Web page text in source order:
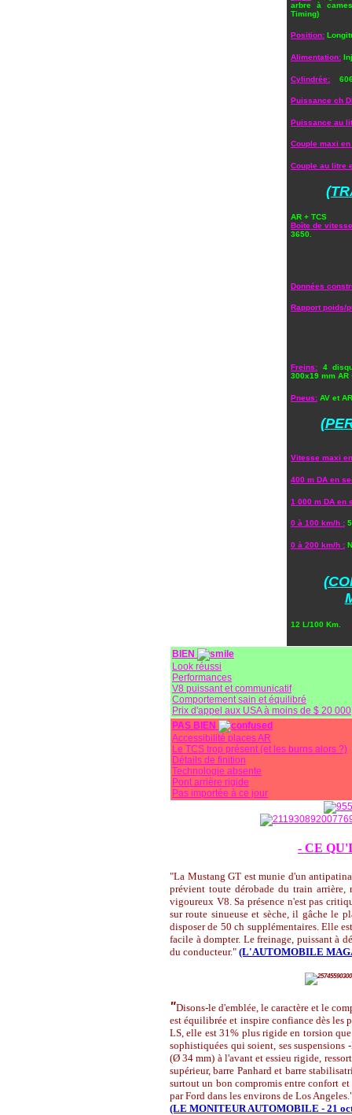
arbre à
Timing)
Position:
Alimentation:
Cylindrée:
Puissance ch
Puissance au
Couple maxi
Couple au litre
AR + TCS
Boîte de
3650.
Données
Rapport poids/
Freins:
4
300x19 mm AR
Pneus: AV et
Vitesse maxi
400 m DA en
1 000 m DA en
0 à 100 km/h :
0 à 200 km/h :
12 L/100 Km.
BIEN
Look réussi
Performances
V8 puissant et communicatif
Comportement sain et équilibré
Prix d'appel aux USA à moins de $­­­­­­­­­­­­­­­ 20 000
PAS BIEN
Accessibilité places AR
Le TCS trop présent (et les burns alors ?)
Détails de finition
Technologie absente
Pont arrière rigide
Pas importée à ce jour
- CE
"La Mustang GT est munie d'un
prévient toute dérobade du train
vigoureux V8. Sa présence n'est pas
sur route sinueuse et sèche, il gâche le
disposer de 50 ch supplémentaires. Elle
facile à dompter. Le freinage, puissant à
du conducteur." (L'AUTOMOBILE
"Disons-le d'emblée, le caractère et le
est équilibrée et inspire confiance dès les
LS, elle est 31% plus rigide en torsion
sophistiquées qui soient, ses
(Ø 34 mm) à l'avant et essieu rigide,
supérieur, barre Panhard et barre
surtout un bon compromis entre confort
par Ford dans les environs de Los
(LE MONITEUR AUTOMOBILE - 21